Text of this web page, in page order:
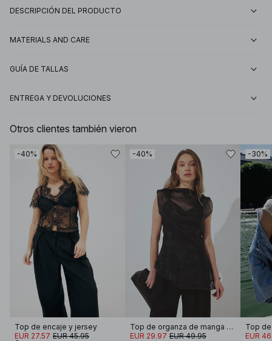
DESCRIPCIÓN DEL PRODUCTO
MATERIALS AND CARE
GUÍA DE TALLAS
ENTREGA Y DEVOLUCIONES
Otros clientes también vieron
-40%
Top de encaje y jersey
EUR 27.57 EUR 45.95
-40%
Top de organza de manga corta
EUR 29.97 EUR 49.95
-30%
Top
EUR